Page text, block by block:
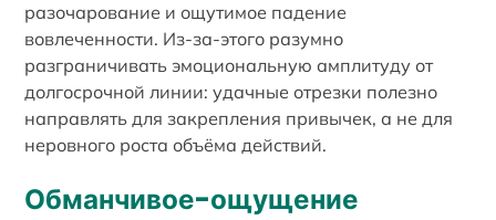
разочарование и ощутимое падение
вовлеченности. Из-за-этого разумно
разграничивать эмоциональную амплитуду от
долгосрочной линии: удачные отрезки полезно
направлять для закрепления привычек, а не для
неровного роста объёма действий.
Обманчивое-ощущение